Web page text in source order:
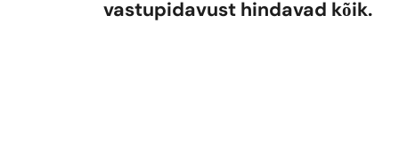
vastupidavust hindavad kõik.